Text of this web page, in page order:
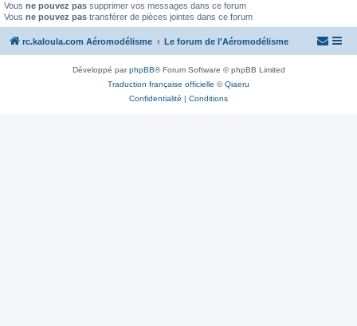
Vous ne pouvez pas supprimer vos messages dans ce forum
Vous ne pouvez pas transférer de pièces jointes dans ce forum
rc.kaloula.com Aéromodélisme Le forum de l'Aéromodélisme
Développé parphpBB® Forum Software © phpBB Limited
Traduction française officielle ©Qiaeru
Confidentialité | Conditions